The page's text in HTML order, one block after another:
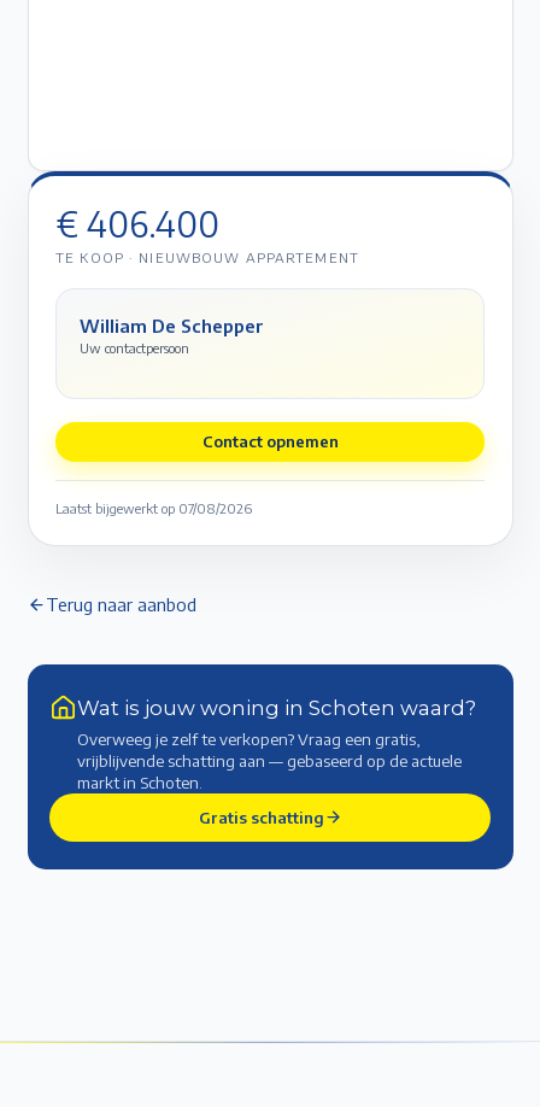
€ 406.400
TE KOOP · NIEUWBOUW APPARTEMENT
William De Schepper
Uw contactpersoon
Contact opnemen
Laatst bijgewerkt op 07/08/2026
Terug naar aanbod
Wat is jouw woning in Schoten waard?
Overweeg je zelf te verkopen? Vraag een gratis,
vrijblijvende schatting aan — gebaseerd op de actuele
marktin Schoten
Gratis schatting